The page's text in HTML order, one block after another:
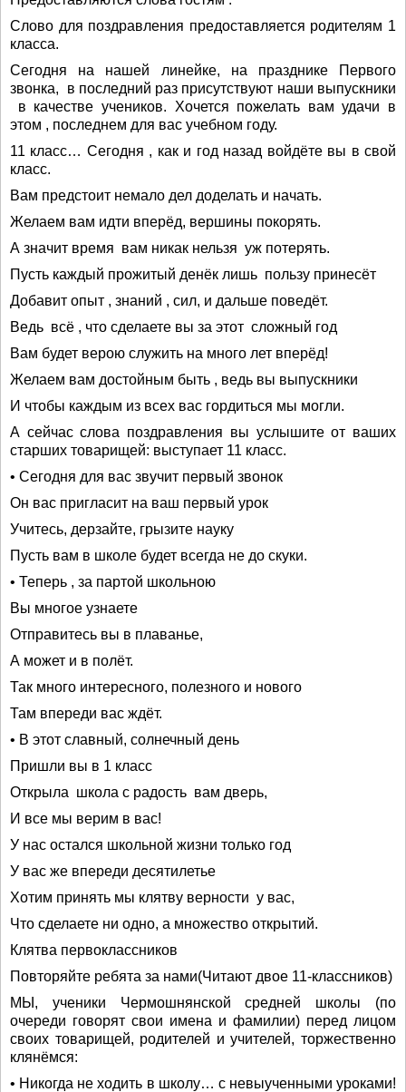
Слово для поздравления предоставляется родителям 1
класса.
Сегодня на нашей линейке, на празднике Первого
звонка, в последний раз присутствуют наши выпускники
в качестве учеников. Хочется пожелать вам удачи в
этом , последнем для вас учебном году.
11 класс… Сегодня , как и год назад войдёте вы в свой
класс.
Вам предстоит немало дел доделать и начать.
Желаем вам идти вперёд, вершины покорять.
А значит время вам никак нельзя уж потерять.
Пусть каждый прожитый денёк лишь пользу принесёт
Добавит опыт , знаний , сил, и дальше поведёт.
Ведь всё , что сделаете вы за этот сложный год
Вам будет верою служить на много лет вперёд!
Желаем вам достойным быть , ведь вы выпускники
И чтобы каждым из всех вас гордиться мы могли.
А сейчас слова поздравления вы услышите от ваших
старших товарищей: выступает 11 класс.
• Сегодня для вас звучит первый звонок
Он вас пригласит на ваш первый урок
Учитесь, дерзайте, грызите науку
Пусть вам в школе будет всегда не до скуки.
• Теперь , за партой школьною
Вы многое узнаете
Отправитесь вы в плаванье,
А может и в полёт.
Так много интересного, полезного и нового
Там впереди вас ждёт.
• В этот славный, солнечный день
Пришли вы в 1 класс
Открыла школа с радость вам дверь,
И все мы верим в вас!
У нас остался школьной жизни только год
У вас же впереди десятилетье
Хотим принять мы клятву верности у вас,
Что сделаете ни одно, а множество открытий.
Клятва первоклассников
Повторяйте ребята за нами(Читают двое 11-классников)
МЫ, ученики Чермошнянской средней школы (по
очереди говорят свои имена и фамилии) перед лицом
своих товарищей, родителей и учителей, торжественно
клянёмся:
• Никогда не ходить в школу… с невыученными уроками!